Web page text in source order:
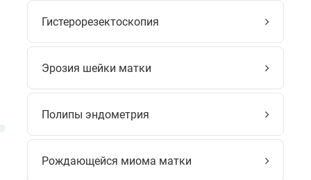
Гистерорезектоскопия
Эрозия шейки матки
Полипы эндометрия
Рождающейся миома матки